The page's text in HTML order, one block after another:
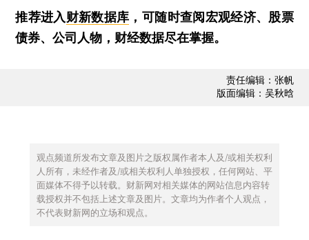
推荐进入财新数据库 ，可随时查阅宏观经济、股票
债券、公司人物，财经数据尽在掌握。
责任编辑：张帆
版面编辑：吴秋晗
观点频道所发布文章及图片之版权属作者本人及/或相关权利
人所有，未经作者及/或相关权利人单独授权，任何网站、平
面媒体不得予以转载。财新网对相关媒体的网站信息内容转
载授权并不包括上述文章及图片。文章均为作者个人观点，
不代表财新网的立场和观点。